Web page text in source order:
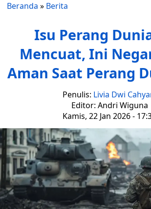
Beranda » Berita
Isu Perang
Mencuat, Ini
Aman Saat Perang
Penulis: Livia Dwi
Editor: Andri Wiguna
Kamis, 22 Jan 2026 -